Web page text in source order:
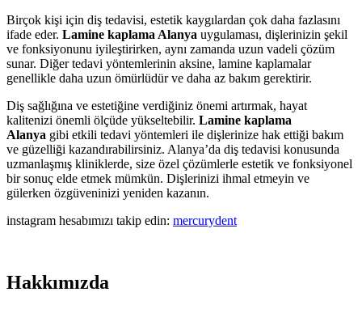
Birçok kişi için diş tedavisi, estetik kaygılardan çok daha fazlasını
ifade eder. Lamine kaplama Alanya uygulaması, dişlerinizin şekil
ve fonksiyonunu iyileştirirken, aynı zamanda uzun vadeli çözüm
sunar. Diğer tedavi yöntemlerinin aksine, lamine kaplamalar
genellikle daha uzun ömürlüdür ve daha az bakım gerektirir.
Diş sağlığına ve estetiğine verdiğiniz önemi artırmak, hayat
kalitenizi önemli ölçüde yükseltebilir. Lamine kaplama
Alanya gibi etkili tedavi yöntemleri ile dişlerinize hak ettiği bakım
ve güzelliği kazandırabilirsiniz. Alanya’da diş tedavisi konusunda
uzmanlaşmış kliniklerde, size özel çözümlerle estetik ve fonksiyonel
bir sonuç elde etmek mümkün. Dişlerinizi ihmal etmeyin ve
gülerken özgüveninizi yeniden kazanın.
instagram hesabımızı takip edin: mercurydent
Hakkımızda